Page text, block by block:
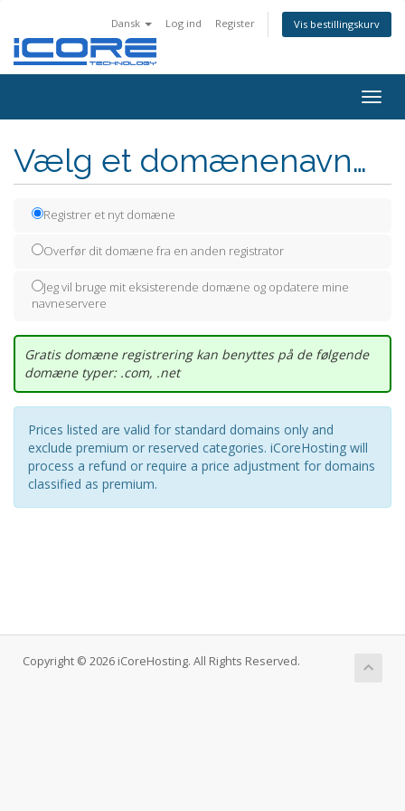
Dansk Log ind Register Vis bestillingskurv
Vælg et domænenavn…
Registrer et nyt domæne
Overfør dit domæne fra en anden registrator
Jeg vil bruge mit eksisterende domæne og opdatere mine
navneservere
Gratis domæne registrering kan benyttes på de følgende
domæne typer: .com, .net
Prices listed are valid for standard domains only and
exclude premium or reserved categories. iCoreHosting will
process a refund or require a price adjustment for domains
classified as premium.
Copyright © 2026 iCoreHosting. All Rights Reserved.